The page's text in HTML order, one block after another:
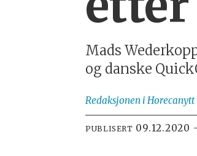
Mads
og danske
Redaksjonen i Horecanytt
PUBLISERT 09.12.2020